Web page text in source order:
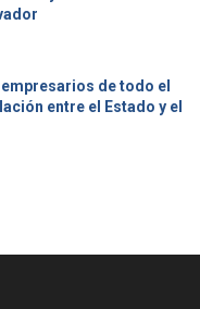
de todo el
entre el Estado y el